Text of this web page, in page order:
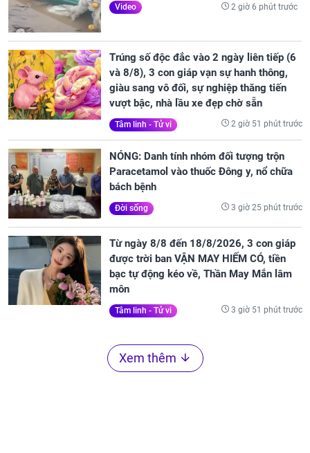
Video 2 giờ 6 phút trước
Trúng số độc đắc vào 2 ngày liên tiếp (6
và 8/8), 3 con giáp vạn sự hanh thông,
giàu sang vô đối, sự nghiệp thăng tiến
vượt bậc, nhà lầu xe đẹp chờ sẵn
Tâm linh - Tử vi 2 giờ 51 phút trước
NÓNG: Danh tính nhóm đối tượng trộn
Paracetamol vào thuốc Đông y, nổ chữa
bách bệnh
Đời sống 3 giờ 25 phút trước
Từ ngày 8/8 đến 18/8/2026, 3 con giáp
được trời ban VẬN MAY HIẾM CÓ, tiền
bạc tự động kéo về, Thần May Mắn lâm
môn
Tâm linh - Tử vi 3 giờ 51 phút trước
Xem thêm